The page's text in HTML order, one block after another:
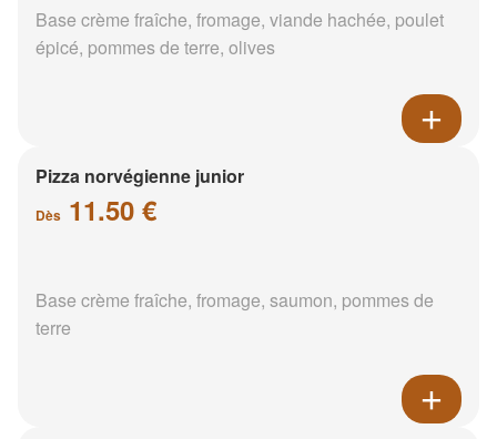
Base crème fraîche, fromage, viande hachée, poulet
épicé, pommes de terre, olives
Pizza norvégienne junior
Dès 11.50 €
Base crème fraîche, fromage, saumon, pommes de
terre